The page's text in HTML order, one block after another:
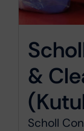
&
Scholl